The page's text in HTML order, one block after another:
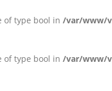
of type bool in /var/www/
of type bool in /var/www/